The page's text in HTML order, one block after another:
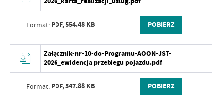
Format: PDF,554.48 KB POBIERZ
Załącznik-nr-10-do-Programu-AOON-JST-
2026_ewidencja przebiegu pojazdu.pdf
Format: PDF,547.88 KB POBIERZ